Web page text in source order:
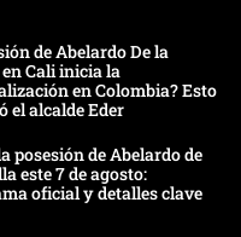
de Abelardo De la
Cali inicia la
en Colombia? Esto
el alcalde Eder
posesión de Abelardo de
este 7 de agosto:
oficial y detalles clave